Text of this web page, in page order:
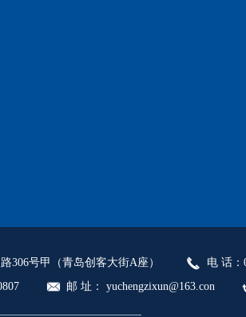
306号甲（青岛创客大街A座）
电 话：
邮 址： yuchengzixun@163.con